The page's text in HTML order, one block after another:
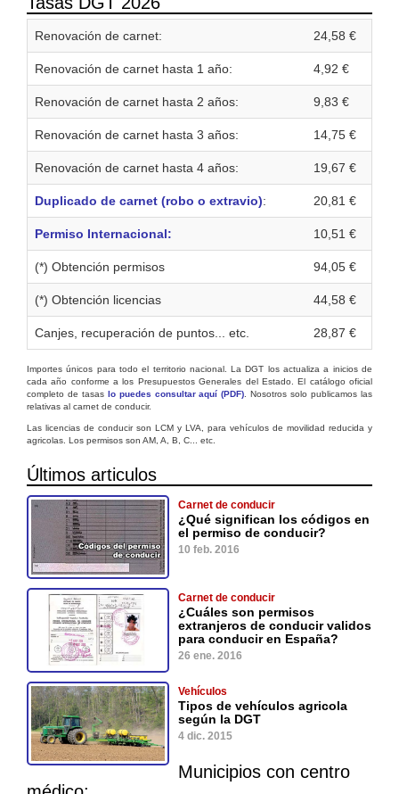
Renovación de carnet: 24,58 €
Renovación de carnet hasta 1 año: 4,92 €
Renovación de carnet hasta 2 años: 9,83 €
Renovación de carnet hasta 3 años: 14,75 €
Renovación de carnet hasta 4 años: 19,67 €
Duplicado de carnet (robo o extravio): 20,81 €
Permiso Internacional: 10,51 €
(*) Obtención permisos 94,05 €
(*) Obtención licencias 44,58 €
Canjes, recuperación de puntos... etc. 28,87 €
Importes únicos para todo el territorio nacional. La DGT los actualiza a inicios de
cada año conforme a los Presupuestos Generales del Estado. El catálogo oficial
completo de tasas lo puedes consultar aquí (PDF) . Nosotros solo publicamos las
relativas al carnet de conducir.
Las licencias de conducir son LCM y LVA, para vehículos de movilidad reducida y
agricolas. Los permisos son AM, A, B, C... etc.
Últimos articulos
Carnet de conducir
¿Qué significan los códigos en
el permiso de conducir?
10 feb. 2016
Carnet de conducir
¿Cuáles son permisos
extranjeros de conducir validos
para conducir en España?
26 ene. 2016
Vehículos
Tipos de vehículos agricola
según la DGT
4 dic. 2015
Municipios con centro